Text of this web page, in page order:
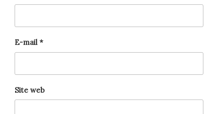
E-mail *
Site web